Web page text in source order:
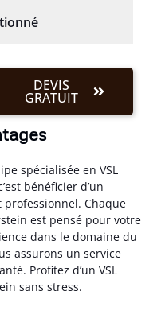
DEVIS
GRATUIT
spécialisée en VSL
bénéficier d’un
Chaque
est pensé pour votre
dans le domaine du
assurons un service
Profitez d’un VSL
sans stress.